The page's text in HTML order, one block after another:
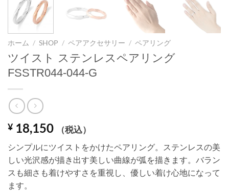
ホーム / SHOP / ペアアクセサリー / ペアリング
ツイスト ステンレスペアリング
FSSTR044-044-G
¥ 18,150 （税込）
シンプルにツイストをかけたペアリング。ステンレスの美
しい光沢感が描き出す美しい曲線が弧を描きます。バラン
スも細さも着けやすさを重視し、優しい着け心地になって
ます。